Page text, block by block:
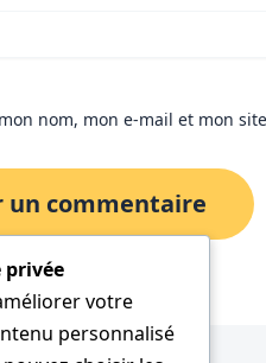
nom, mon e-mail et mon
privée
votre
personnalisé